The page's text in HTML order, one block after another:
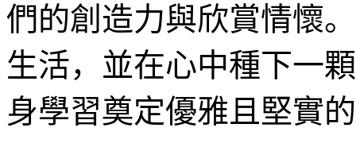
們的創造力與欣賞情懷
生活，並在心中種下一
身學習奠定優雅且堅實